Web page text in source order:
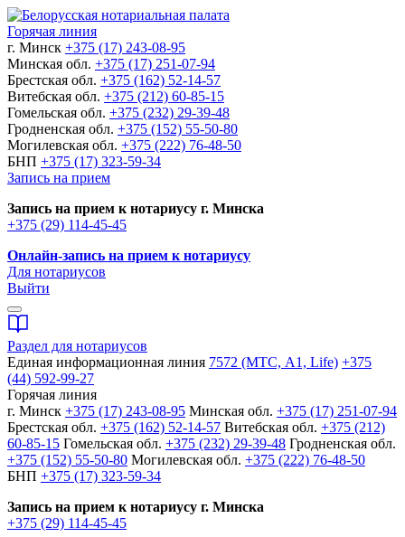
Горячая линия
г. Минск +375 (17) 243-08-95
Минская обл. +375 (17) 251-07-94
Брестская обл. +375 (162) 52-14-57
Витебская обл. +375 (212) 60-85-15
Гомельская обл. +375 (232) 29-39-48
Гродненская обл. +375 (152) 55-50-80
Могилевская обл. +375 (222) 76-48-50
БНП +375 (17) 323-59-34
Запись на прием
Запись на прием к нотариусу г. Минска
+375 (29) 114-45-45
Онлайн-запись на прием к нотариусу
Для нотариусов
Выйти
Раздел для нотариусов
Единая информационная линия 7572 (МТС, A1, Life) +375
(44) 592-99-27
Горячая линия
г. Минск +375 (17) 243-08-95 Минская обл. +375 (17) 251-07-94
Брестская обл. +375 (162) 52-14-57 Витебская обл. +375 (212)
60-85-15 Гомельская обл. +375 (232) 29-39-48 Гродненская обл.
+375 (152) 55-50-80 Могилевская обл. +375 (222) 76-48-50
БНП +375 (17) 323-59-34
Запись на прием к нотариусу г. Минска
+375 (29) 114-45-45